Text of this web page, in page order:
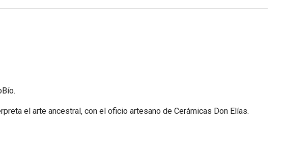
el arte ancestral, con el oficio artesano de Cerámicas Don Elías.